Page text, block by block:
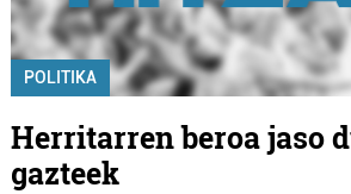
POLITIKA
Herritarren beroa jaso
gazteek